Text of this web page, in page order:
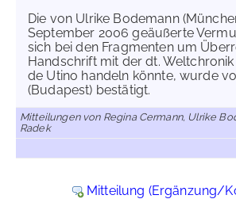
Die von Ulrike Bodemann
September 2006 geäußerte
sich bei den Fragmenten um
Handschrift mit der dt.
de Utino handeln könnte, wurde
(Budapest) bestätigt.
Mitteilungen von Regina Cermann, Ulrike
Radek
Mitteilung (Ergänzung/